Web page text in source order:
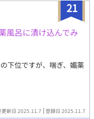
役割をもって描かれる
ばしていただくことを
21
風呂に漬け込んでみ
下位ですが、喘ぎ、媚薬
更新日 2025.11.7 登録日 2025.11.7